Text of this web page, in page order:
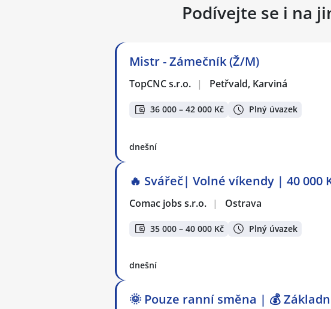
Podívejte se i na
Mistr - Zámečník (Ž/M)
TopCNC s.r.o. | Petřvald, Karviná
36 000 – 42 000 Kč Plný úvazek
dnešní
🔥 Svářeč| Volné víkendy | 40 000
Comac jobs s.r.o. | Ostrava
35 000 – 40 000 Kč Plný úvazek
dnešní
🌞 Pouze ranní směna | 💰